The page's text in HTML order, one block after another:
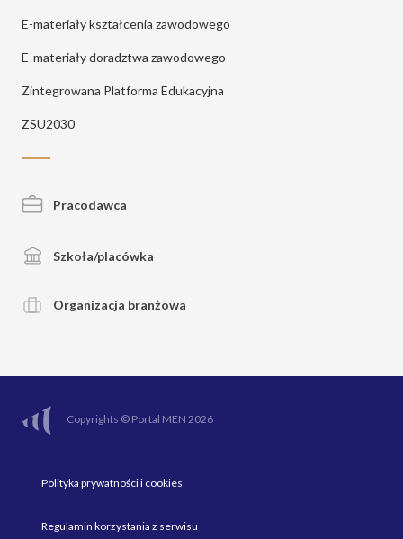
E-materiały kształcenia zawodowego
E-materiały doradztwa zawodowego
Zintegrowana Platforma Edukacyjna
ZSU2030
Pracodawca
Szkoła/placówka
Organizacja branżowa
Copyrights © Portal MEN 2026
Polityka prywatności i cookies
Regulamin korzystania z serwisu